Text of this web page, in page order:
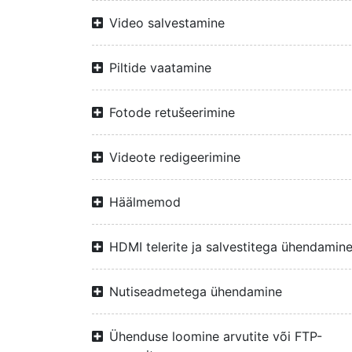
Video salvestamine
Piltide vaatamine
Fotode retušeerimine
Videote redigeerimine
Häälmemod
HDMI telerite ja salvestitega ühendamine
Nutiseadmetega ühendamine
Ühenduse loomine arvutite või FTP-